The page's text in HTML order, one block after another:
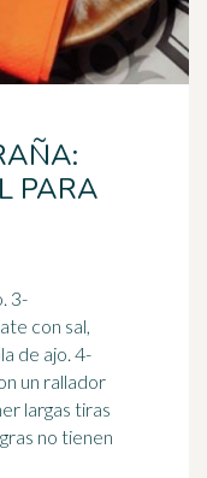
PARA
con sal,
ajo. 4-
un rallador
largas tiras